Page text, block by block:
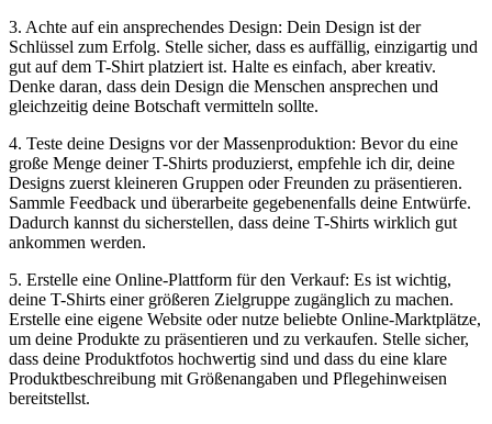
3. Achte auf ein ansprechendes Design: Dein Design ist der
Schlüssel zum Erfolg. Stelle sicher, dass es auffällig, einzigartig und
gut auf dem T-Shirt platziert ist. Halte es einfach, aber kreativ.
Denke daran, dass dein Design die Menschen ansprechen und
gleichzeitig deine Botschaft vermitteln sollte.
4. Teste deine Designs vor der Massenproduktion: Bevor du eine
große Menge deiner T-Shirts produzierst, empfehle ich dir, deine
Designs zuerst kleineren Gruppen oder Freunden zu präsentieren.
Sammle Feedback und überarbeite gegebenenfalls deine Entwürfe.
Dadurch kannst du sicherstellen, dass deine T-Shirts wirklich gut
ankommen werden.
5. Erstelle eine Online-Plattform für den Verkauf: Es ist wichtig,
deine T-Shirts einer größeren Zielgruppe zugänglich zu machen.
Erstelle eine eigene Website oder nutze beliebte Online-Marktplätze,
um deine Produkte zu präsentieren und zu verkaufen. Stelle sicher,
dass deine Produktfotos hochwertig sind und dass du eine klare
Produktbeschreibung mit Größenangaben und Pflegehinweisen
bereitstellst.